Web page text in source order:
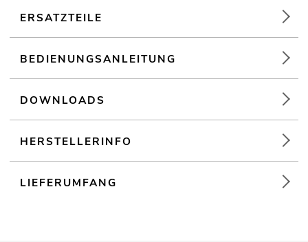
Sportzentren/Fitnessstudios
ERSATZTEILE
BEDIENUNGSANLEITUNG
DOWNLOADS
HERSTELLERINFO
LIEFERUMFANG